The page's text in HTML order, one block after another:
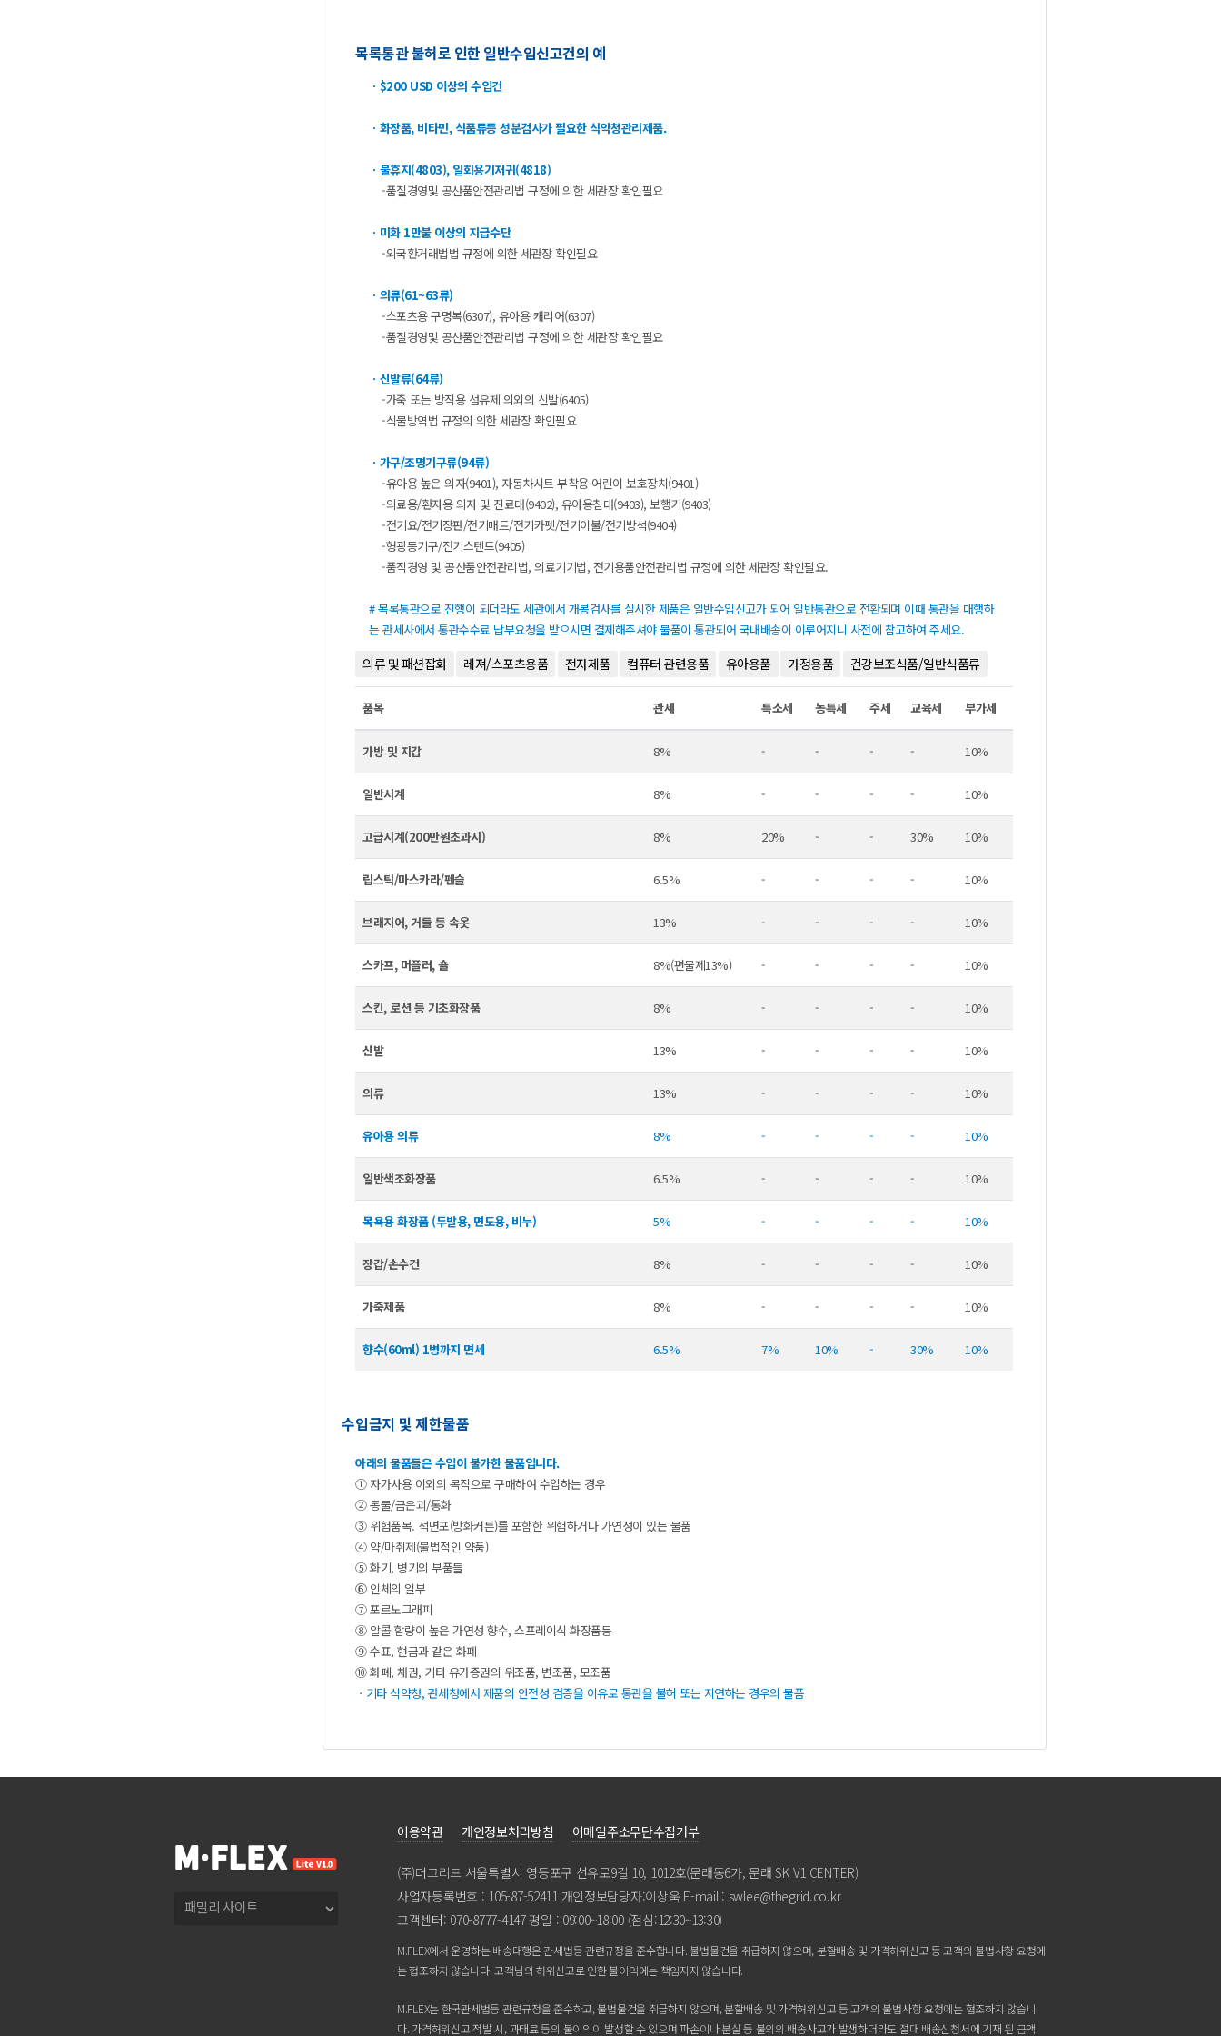
목록통관불허로인한일반수입신고건의예
ㆍ$200USD이상의수입건
ㆍ화장품,비타민,식품류등성분검사가필요한식약청관리제품.
ㆍ물휴지(4803),일회용기저귀(4818)
-품질경영및공산품안전관리법규정에의한세관장확인필요
ㆍ미화1만불이상의지급수단
-외국환거래법법규정에의한세관장확인필요
ㆍ의류(61~63류)
-스포츠용구명복(6307),유아용캐리어(6307)
-품질경영및공산품안전관리법규정에의한세관장확인필요
ㆍ신발류(64류)
-가죽또는방직용섬유제의외의신발(6405)
-식물방역법규정의의한세관장확인필요
ㆍ가구/조명기구류(94류)
-유아용높은의자(9401),자동차시트부착용어린이보호장치(9401)
-의료용/환자용의자및진료대(9402),유아용침대(9403),보행기(9403)
-전기요/전기장판/전기매트/전기카펫/전기이불/전기방석(9404)
-형광등기구/전기스텐드(9405)
-품직경영및공산품안전관리법,의료기기법,전기용품안전관리법규정에의한세관장확인필요.
#목록통관으로진행이되더라도세관에서개봉검사를실시한제품은일반수입신고가되어일반통관으로전환되며이때통관을대행하
는관세사에서통관수수료납부요청을받으시면결제해주셔야물품이통관되어국내배송이이루어지니사전에참고하여주세요.
의류및패션잡화 레져/스포츠용품 전자제품 컴퓨터관련용품 유아용품 가정용품 건강보조식품/일반식품류
품목 관세 특소세 농특세 주세 교육세 부가세
가방및지갑 8% - - - - 10%
일반시계 8% - - - - 10%
고급시계(200만원초과시) 8% 20% - - 30% 10%
립스틱/마스카라/펜슬 6.5% - - - - 10%
브래지어,거들등속옷 13% - - - - 10%
스카프,머플러,숄 8%(편물제13%) - - - - 10%
스킨,로션등기초화장품 8% - - - - 10%
신발 13% - - - - 10%
의류 13% - - - - 10%
유아용의류 8% - - - - 10%
일반색조화장품 6.5% - - - - 10%
목욕용화장품(두발용,면도용,비누) 5% - - - - 10%
장갑/손수건 8% - - - - 10%
가죽제품 8% - - - - 10%
향수(60ml)1병까지면세 6.5% 7% 10% - 30% 10%
수입금지및제한물품
아래의물품들은수입이불가한물품입니다.
①자가사용이외의목적으로구매하여수입하는경우
②동물/금은괴/통화
③위험품목.석면포(방화커튼)를포함한위험하거나가연성이있는물품
④약/마취제(불법적인약품)
⑤화기,병기의부품들
⑥인체의일부
⑦포르노그래피
⑧알콜함량이높은가연성향수,스프레이식화장품등
⑨수표,현금과같은화폐
⑩화폐,채권,기타유가증권의위조품,변조품,모조품
ㆍ기타식약청,관세청에서제품의안전성검증을이유로통관을불허또는지연하는경우의물품
이용약관 개인정보처리방침 이메일주소무단수집거부
(주)더그리드서울특별시영등포구선유로9길10,1012호(문래동6가,문래SKV1CENTER)
사업자등록번호:105-87-52411개인정보담당자:이상욱E-mail:swlee@thegrid.co.kr
고객센터:070-8777-4147평일:09:00~18:00(점심:12:30~13:30)
M.FLEX에서운영하는배송대행은관세법등관련규정을준수합니다.불법물건을취급하지않으며,분할배송및가격허위신고등고객의불법사항요청에
는협조하지않습니다.고객님의허위신고로인한불이익에는책임지지않습니다.
M.FLEX는한국관세법등관련규정을준수하고,불법물건을취급하지않으며,분할배송및가격허위신고등고객의불법사항요청에는협조하지않습니
다.가격허위신고적발시,과태료등의불이익이발생할수있으며파손이나분실등불의의배송사고가발생하더라도절대배송신청서에기재된금액